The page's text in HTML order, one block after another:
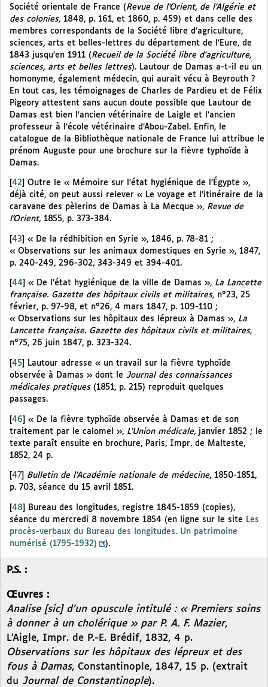
Société orientale de France (Revue de l’Orient, de l’Algérie et
des colonies, 1848, p. 161, et 1860, p. 459) et dans celle des
membres correspondants de la Société libre d’agriculture,
sciences, arts et belles-lettres du département de l’Eure, de
1843 jusqu’en 1911 (Recueil de la Société libre d’agriculture,
sciences, arts et belles lettres). Lautour de Damas a-t-il eu un
homonyme, également médecin, qui aurait vécu à Beyrouth ?
En tout cas, les témoignages de Charles de Pardieu et de Félix
Pigeory attestent sans aucun doute possible que Lautour de
Damas est bien l’ancien vétérinaire de Laigle et l’ancien
professeur à l’école vétérinaire d’Abou-Zabel. Enfin, le
catalogue de la Bibliothèque nationale de France lui attribue le
prénom Auguste pour une brochure sur la fièvre typhoïde à
Damas.
42
Outre le « Mémoire sur l’état hygiénique de l’Égypte »,
déjà cité, on peut aussi relever « Le voyage et l’itinéraire de la
caravane des pèlerins de Damas à La Mecque », Revue de
l’Orient, 1855, p. 373-384.
[43] « De la rédhibition en Syrie », 1846, p. 78-81 ;
« Observations sur les animaux domestiques en Syrie », 1847,
p. 240-249, 296-302, 343-349 et 394-401.
44 « De l’état hygiénique de la ville de Damas », La Lancette
française. Gazette des hôpitaux civils et militaires, n°23, 25
février, p. 97-98, et n°26, 4 mars 1847, p. 109-110 ;
« Observations sur les hôpitaux des lépreux à Damas », La
Lancette française. Gazette des hôpitaux civils et militaires,
n°75, 26 juin 1847, p. 323-324.
45
Lautour adresse « un travail sur la fièvre typhoïde
observée à Damas » dont le Journal des connaissances
médicales pratiques (1851, p. 215) reproduit quelques
passages.
[46] « De la fièvre typhoïde observée à Damas et de son
traitement par le calomel », L’Union médicale, janvier 1852 ; le
texte paraît ensuite en brochure, Paris, Impr. de Malteste,
1852, 24 p.
47 Bulletin de l’Académie nationale de médecine, 1850-1851,
p. 703, séance du 15 avril 1851.
[48]
Bureau des longitudes, registre 1845-1859 (copies),
séance du mercredi 8 novembre 1854 (en ligne sur le site Les
procès-verbaux du Bureau des longitudes. Un patrimoine
numérisé (1795-1932)
).
P.S. :
Œuvres :
Analise [sic] d’un opuscule intitulé : « Premiers soins
à donner à un cholérique » par P. A. F. Mazier,
L’Aigle, Impr. de P.-E. Brédif, 1832, 4 p.
Observations sur les hôpitaux des lépreux et des
fous à Damas, Constantinople, 1847, 15 p. (extrait
du Journal de Constantinople).